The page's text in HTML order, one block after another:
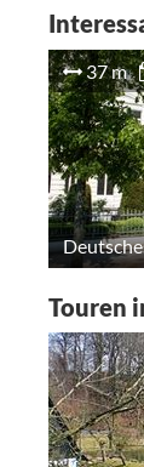
37 m
Touren